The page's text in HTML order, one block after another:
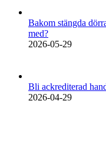
Bakom stängda
med?
2026-05-29
Bli ackrediterad
2026-04-29